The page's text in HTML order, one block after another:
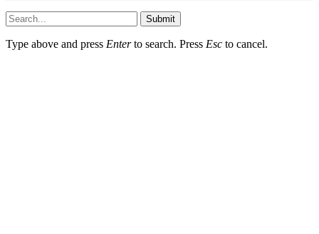
Submit
Type above and press Enterto search. Press Esc to cancel.